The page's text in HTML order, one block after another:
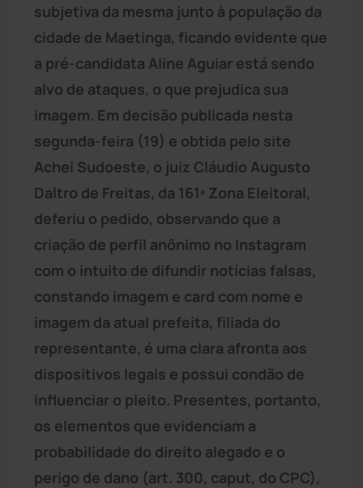
subjetiva da mesma junto à população da
cidade de Maetinga, ficando evidente que
a pré-candidata Aline Aguiar está sendo
alvo de ataques, o que prejudica sua
imagem. Em decisão publicada nesta
segunda-feira (19) e obtida pelo site
Achei Sudoeste, o juiz Cláudio Augusto
Daltro de Freitas, da 161ª Zona Eleitoral,
deferiu o pedido, observando que a
criação de perfil anônimo no Instagram
com o intuito de difundir notícias falsas,
constando imagem e card com nome e
imagem da atual prefeita, filiada do
representante, é uma clara afronta aos
dispositivos legais e possui condão de
influenciar o pleito. Presentes, portanto,
os elementos que evidenciam a
probabilidade do direito alegado e o
perigo de dano (art. 300, caput, do CPC),